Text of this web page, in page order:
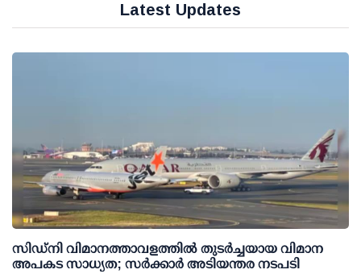
Latest Updates
സിഡ്‌നി വിമാനത്താവളത്തില്‍ തുടര്‍ച്ചയായ വിമാന
അപകട സാധ്യത; സര്‍ക്കാര്‍ അടിയന്തര നടപടി